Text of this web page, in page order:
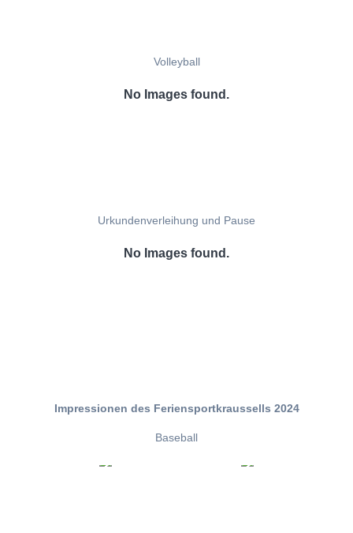
Volleyball
No Images found.
Urkundenverleihung und Pause
No Images found.
Impressionen des Feriensportkraussells 2024
Baseball